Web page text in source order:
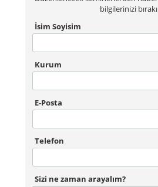
bilgilerinizi
İsim Soyisim
Kurum
E-Posta
Telefon
Sizi ne zaman arayalım?